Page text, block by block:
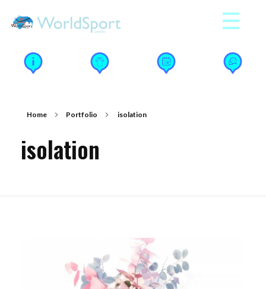
Home Portfolio isolation
isolation